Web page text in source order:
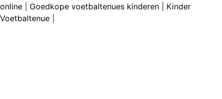
online
Goedkope voetbaltenues kinderen
Kinder
Voetbaltenue